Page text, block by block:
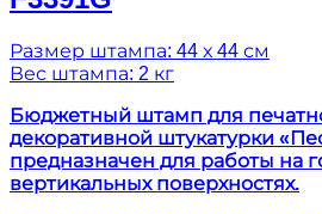
Размер штампа: 44 х 44 см
Вес штампа: 2 кг
Бюджетный штамп для
декоративной штукатурки
предназначен для работы на
вертикальных поверхностях.